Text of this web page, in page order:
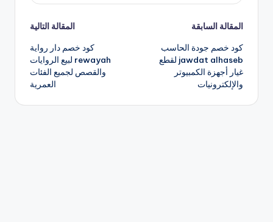
تصفّح
المقالات
المقالة السابقة
كود خصم جودة الحاسب
jawdat alhaseb لقطع
غيار أجهزة الكمبيوتر
والإلكترونيات
المقالة التالية
كود خصم دار رواية
rewayah لبيع الروايات
والقصص لجميع الفئات
العمرية